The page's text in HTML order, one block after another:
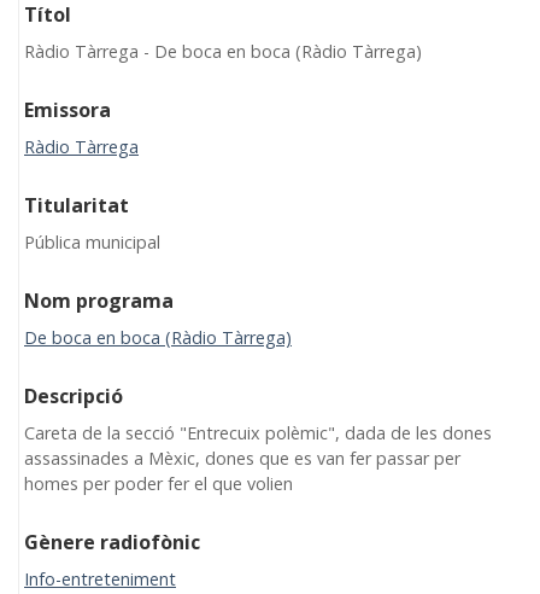
Títol
Ràdio Tàrrega - De boca en boca (Ràdio Tàrrega)
Emissora
Ràdio Tàrrega
Titularitat
Pública municipal
Nom programa
De boca en boca (Ràdio Tàrrega)
Descripció
Careta de la secció "Entrecuix polèmic", dada de les dones
assassinades a Mèxic, dones que es van fer passar per
homes per poder fer el que volien
Gènere radiofònic
Info-entreteniment